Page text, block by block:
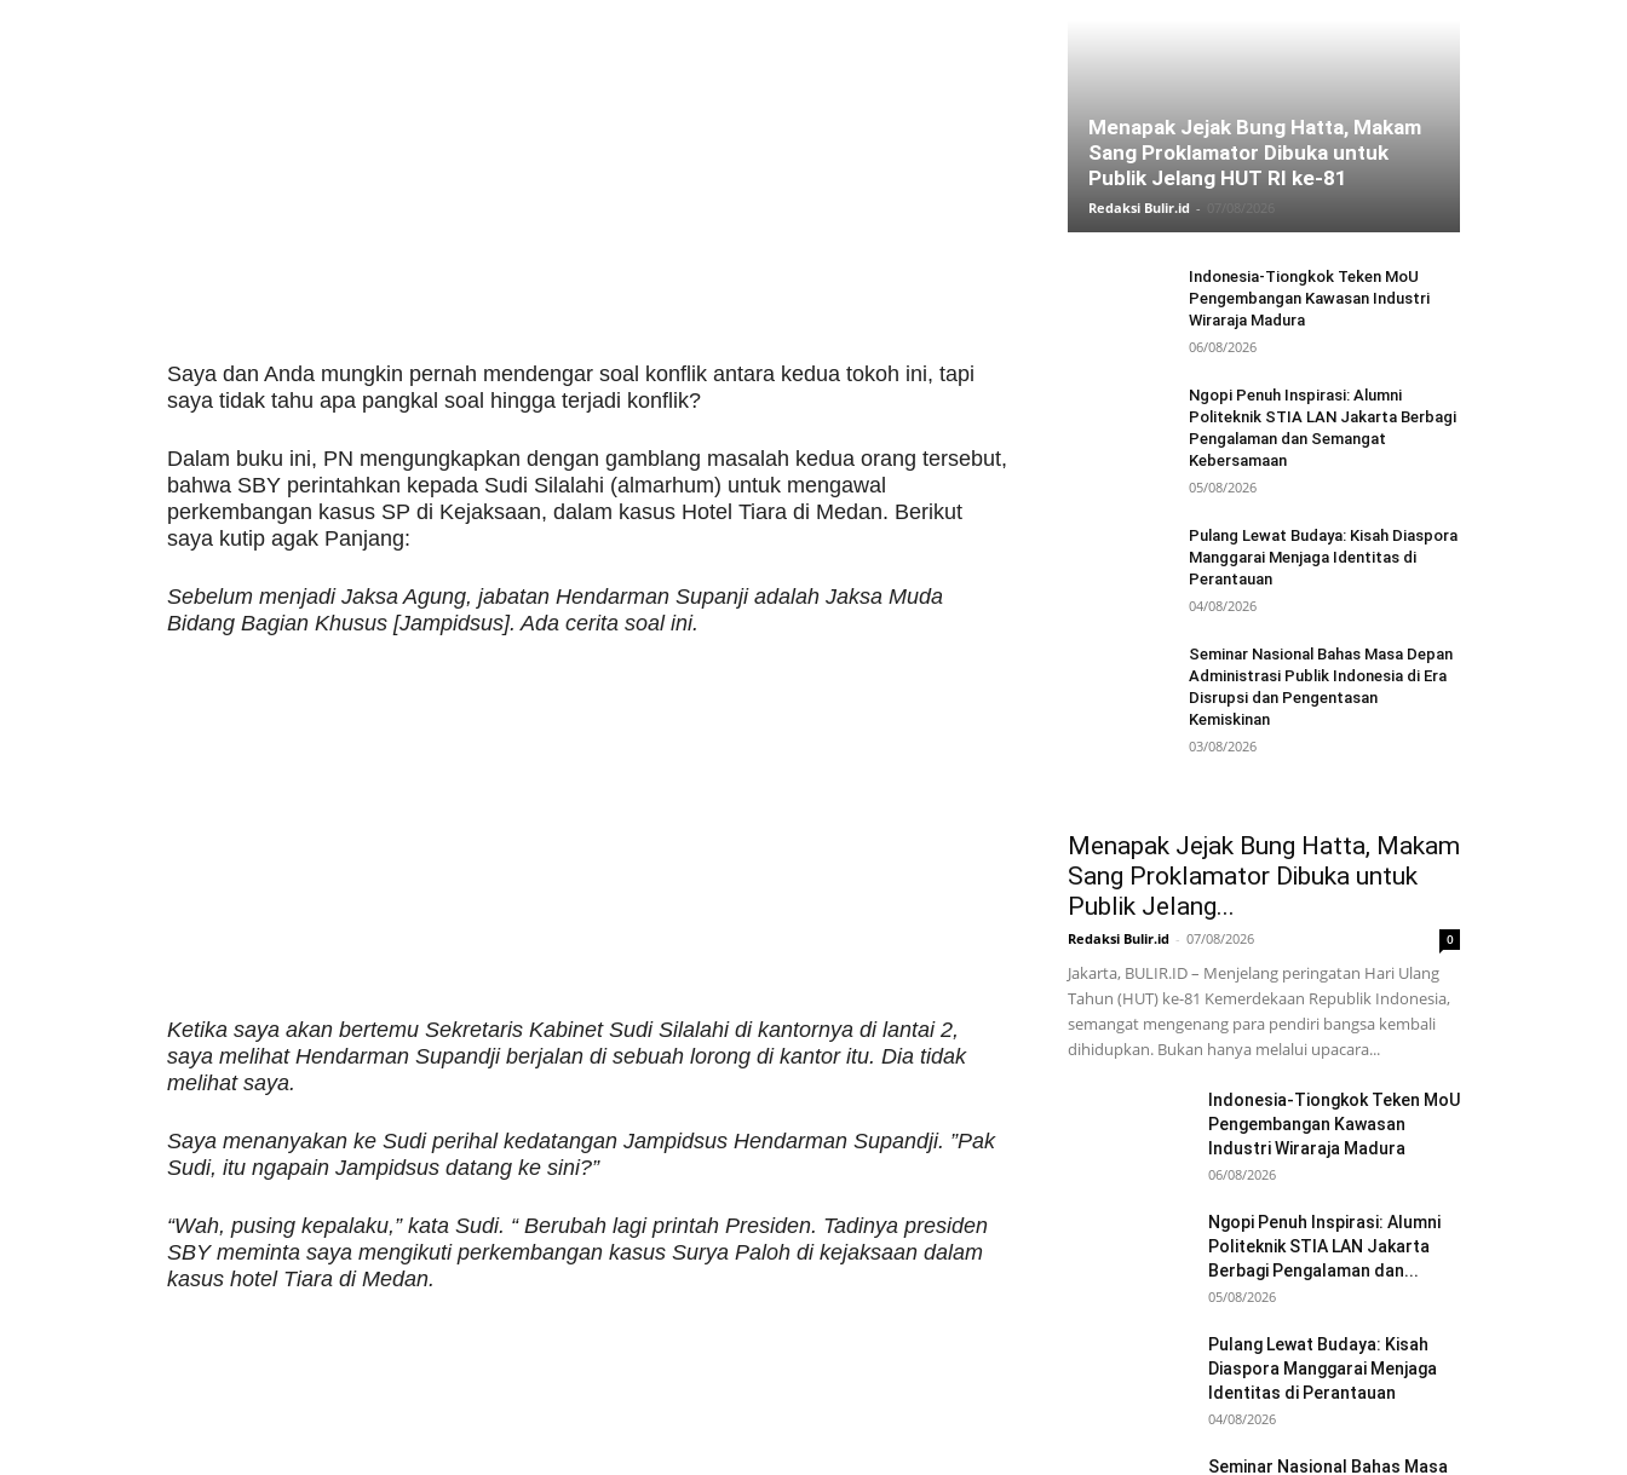
Saya dan Anda mungkin pernah mendengar soal konflik antara kedua tokoh ini, tapi
saya tidak tahu apa pangkal soal hingga terjadi konflik?
Dalam buku ini, PN mengungkapkan dengan gamblang masalah kedua orang tersebut,
bahwa SBY perintahkan kepada Sudi Silalahi (almarhum) untuk mengawal
perkembangan kasus SP di Kejaksaan, dalam kasus Hotel Tiara di Medan. Berikut
saya kutip agak Panjang:
Sebelum menjadi Jaksa Agung, jabatan Hendarman Supanji adalah Jaksa Muda
Bidang Bagian Khusus [Jampidsus]. Ada cerita soal ini.
Ketika saya akan bertemu Sekretaris Kabinet Sudi Silalahi di kantornya di lantai 2,
saya melihat Hendarman Supandji berjalan di sebuah lorong di kantor itu. Dia tidak
melihat saya.
Saya menanyakan ke Sudi perihal kedatangan Jampidsus Hendarman Supandji. ”Pak
Sudi, itu ngapain Jampidsus datang ke sini?”
“Wah, pusing kepalaku,” kata Sudi. “ Berubah lagi printah Presiden. Tadinya presiden
SBY meminta saya mengikuti perkembangan kasus Surya Paloh di kejaksaan dalam
kasus hotel Tiara di Medan.
Menapak Jejak Bung Hatta, Makam
Sang Proklamator Dibuka untuk
Publik Jelang HUT RI ke-81
Redaksi Bulir.id -
Indonesia-Tiongkok Teken MoU
Pengembangan Kawasan Industri
Wiraraja Madura
06/08/2026
Ngopi Penuh Inspirasi: Alumni
Politeknik STIA LAN Jakarta Berbagi
Pengalaman dan Semangat
Kebersamaan
05/08/2026
Pulang Lewat Budaya: Kisah Diaspora
Manggarai Menjaga Identitas di
Perantauan
04/08/2026
Seminar Nasional Bahas Masa Depan
Administrasi Publik Indonesia di Era
Disrupsi dan Pengentasan
Kemiskinan
03/08/2026
Menapak Jejak Bung Hatta, Makam
Sang Proklamator Dibuka untuk
Publik Jelang...
Redaksi Bulir.id - 07/08/2026 0
Jakarta, BULIR.ID – Menjelang peringatan Hari Ulang
Tahun (HUT) ke-81 Kemerdekaan Republik Indonesia,
semangat mengenang para pendiri bangsa kembali
dihidupkan. Bukan hanya melalui upacara...
Indonesia-Tiongkok Teken MoU
Pengembangan Kawasan
Industri Wiraraja Madura
06/08/2026
Ngopi Penuh Inspirasi: Alumni
Politeknik STIA LAN Jakarta
Berbagi Pengalaman dan...
05/08/2026
Pulang Lewat Budaya: Kisah
Diaspora Manggarai Menjaga
Identitas di Perantauan
04/08/2026
Seminar Nasional Bahas Masa